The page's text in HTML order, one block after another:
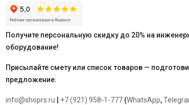
Получите персональную скидку до 20% на
оборудование!
Присылайте смету или список товаров —
предложение.
info@shoprs.ru +7 (921) 958-1-777 (WhatsApp,